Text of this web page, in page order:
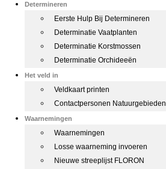
Determineren
Eerste Hulp Bij Determineren
Determinatie Vaatplanten
Determinatie Korstmossen
Determinatie Orchideeën
Het veld in
Veldkaart printen
Contactpersonen Natuurgebieden
Waarnemingen
Waarnemingen
Losse waarneming invoeren
Nieuwe streeplijst FLORON